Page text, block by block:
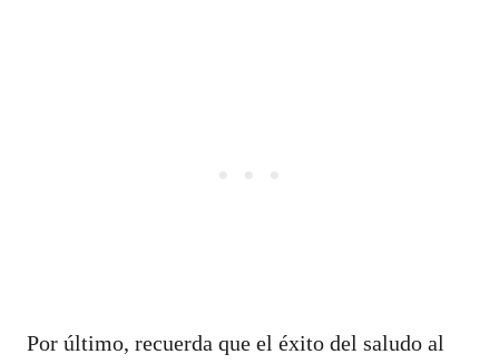
Por último, recuerda que el éxito del saludo al